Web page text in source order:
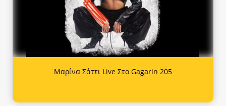
Μαρίνα Σάττι Live Στο Gagarin 205